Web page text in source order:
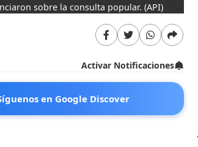
sobre la consulta popular. (API)
Activar Notificaciones
en Google Discover